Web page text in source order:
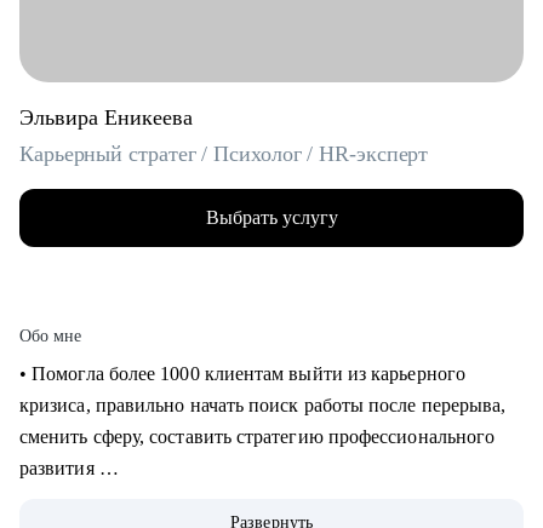
Эльвира Еникеева
Карьерный стратег / Психолог / HR-эксперт
Выбрать услугу
Обо мне
‌‌‌‌‌• Помогла более 1000 клиентам выйти из карьерного
кризиса, правильно начать поиск работы после перерыва,
сменить сферу, составить стратегию профессионального
развития
Развернуть